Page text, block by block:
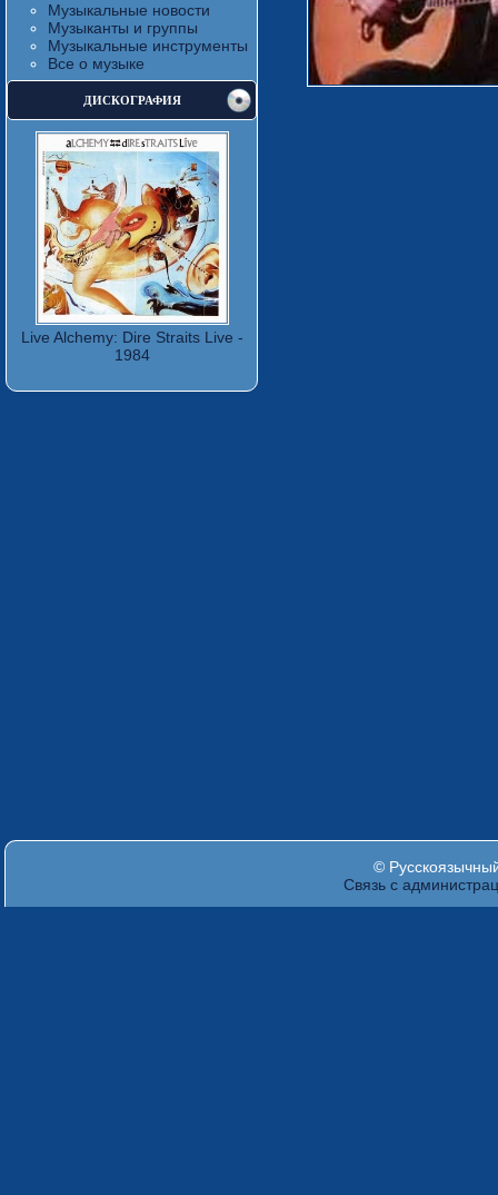
Музыкальные новости
Музыканты и группы
Музыкальные инструменты
Все о музыке
ДИСКОГРАФИЯ
Live Alchemy: Dire Straits Live -
1984
©
Связь с